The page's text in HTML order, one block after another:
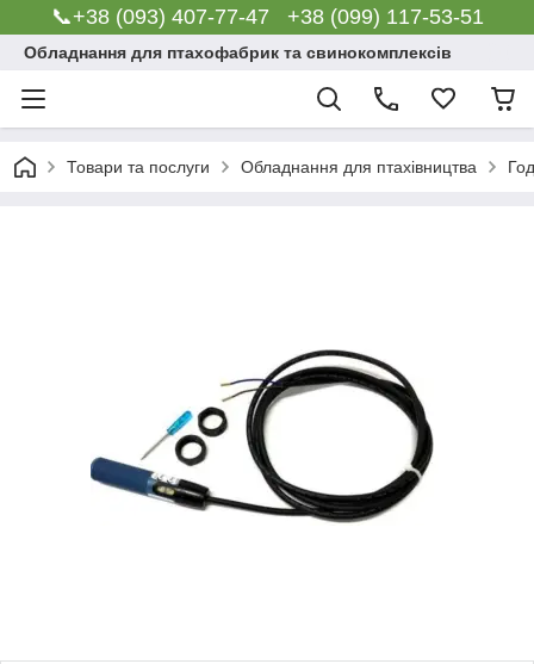
📞+38 (093) 407-77-47 +38 (099) 117-53-51
Обладнання для птахофабрик та свинокомплексів
Товари та послуги Обладнання для птахівництва